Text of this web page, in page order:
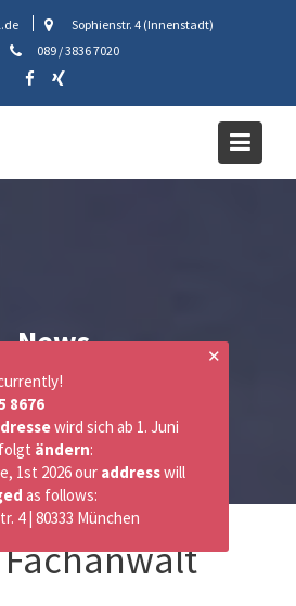
Sophienstr. 4 (Innenstadt)
089 / 3836 7020
News
✕
8676
wird sich ab 1. Juni
ändern:
1st 2026 our addresswill
as follows:
4 | 80333 München